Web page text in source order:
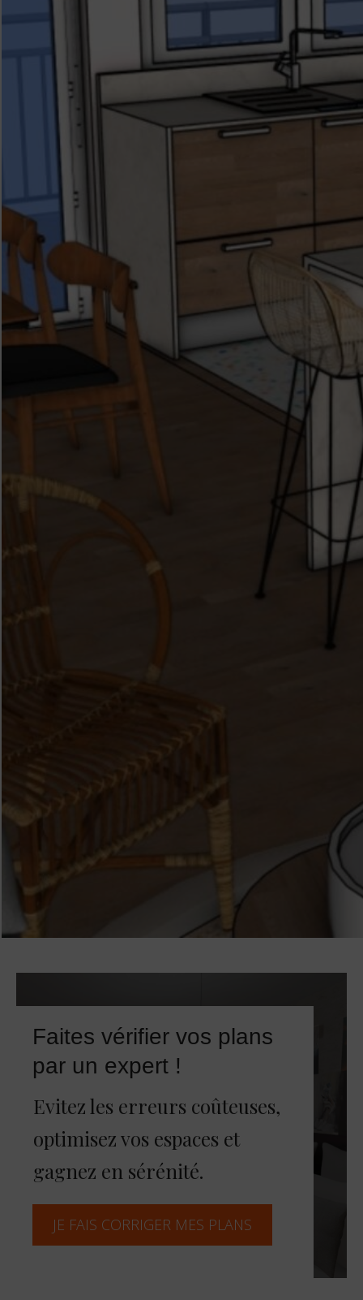
Faites vérifier vos plans
par un expert !
Evitez les erreurs coûteuses,
optimisez vos espaces et
gagnez en sérénité.
JE FAIS CORRIGER MES PLANS